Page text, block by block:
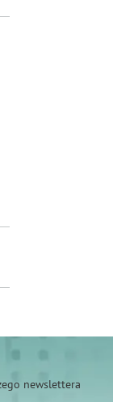
newslettera